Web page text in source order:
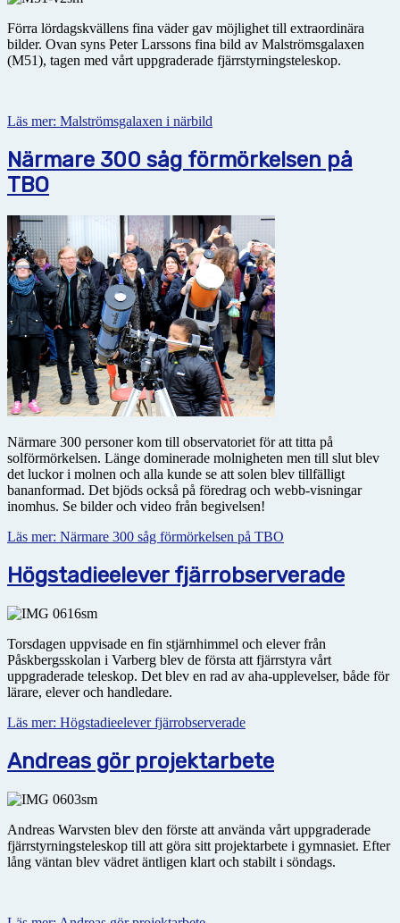
Förra lördagskvällens fina väder gav möjlighet till extraordinära
bilder. Ovan syns Peter Larssons fina bild av Malströmsgalaxen
(M51), tagen med vårt uppgraderade fjärrstyrningsteleskop.
Läs mer: Malströmsgalaxen i närbild
Närmare 300 såg förmörkelsen på
TBO
Närmare 300 personer kom till observatoriet för att titta på
solförmörkelsen. Länge dominerade molnigheten men till slut blev
det luckor i molnen och alla kunde se att solen blev tillfälligt
bananformad. Det bjöds också på föredrag och webb-visningar
inomhus. Se bilder och video från begivelsen!
Läs mer: Närmare 300 såg förmörkelsen på TBO
Högstadieelever fjärrobserverade
Torsdagen uppvisade en fin stjärnhimmel och elever från
Påskbergsskolan i Varberg blev de första att fjärrstyra vårt
uppgraderade teleskop. Det blev en rad av aha-upplevelser, både för
lärare, elever och handledare.
Läs mer: Högstadieelever fjärrobserverade
Andreas gör projektarbete
Andreas Warvsten blev den förste att använda vårt uppgraderade
fjärrstyrningsteleskop till att göra sitt projektarbete i gymnasiet. Efter
lång väntan blev vädret äntligen klart och stabilt i söndags.